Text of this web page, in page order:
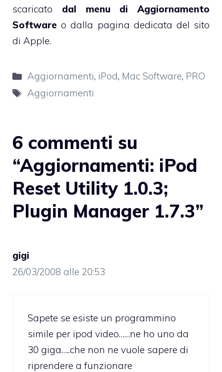
scaricato dal menu di Aggiornamento
Software odalla pagina dedicata del sito
di Apple.
Categorie
Aggiornamenti, iPod, Mac Software, PRO
Tag
Aggiornamenti
6 commenti su
“Aggiornamenti: iPod
Reset Utility 1.0.3;
Plugin Manager 1.7.3”
gigi
26/03/2008 alle 20:53
Sapete se esiste un programmino
simile per ipod video……ne ho uno da
30 giga…..che non ne vuole sapere di
riprendere a funzionare